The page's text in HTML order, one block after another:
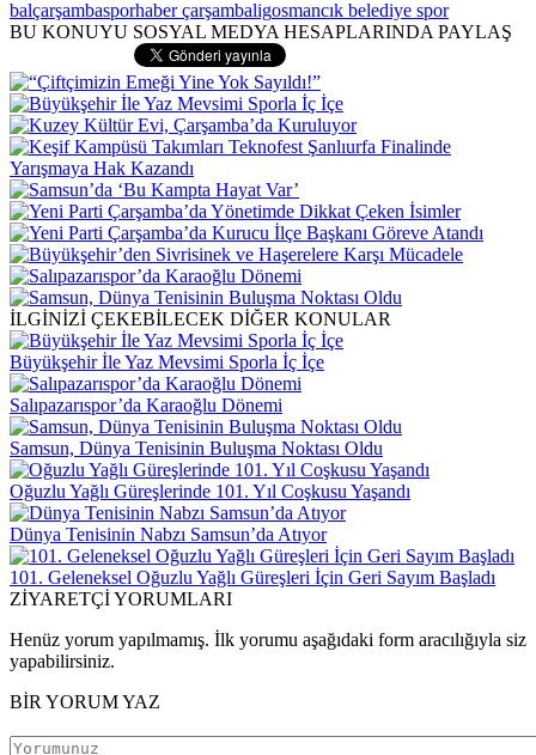
balçarşambasporhaber çarşambaligosmancık belediye spor
BU KONUYU SOSYAL MEDYA HESAPLARINDA PAYLAŞ
İLGİNİZİ ÇEKEBİLECEK DİĞER KONULAR
Büyükşehir İle Yaz Mevsimi Sporla İç İçe
Salıpazarıspor’da Karaoğlu Dönemi
Samsun, Dünya Tenisinin Buluşma Noktası Oldu
Oğuzlu Yağlı Güreşlerinde 101. Yıl Coşkusu Yaşandı
Dünya Tenisinin Nabzı Samsun’da Atıyor
101. Geleneksel Oğuzlu Yağlı Güreşleri İçin Geri Sayım Başladı
ZİYARETÇİ YORUMLARI
Henüz yorum yapılmamış. İlk yorumu aşağıdaki form aracılığıyla siz
yapabilirsiniz.
BİR YORUM YAZ